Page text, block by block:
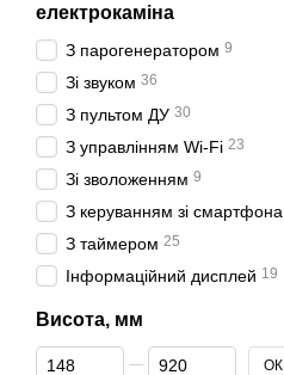
електрокаміна
З парогенератором 9
Зі звуком 36
З пультом ДУ 30
З управлінням Wi-Fi 23
Зі зволоженням 9
З керуванням зі смартфона
З таймером 25
Інформаційний дисплей 19
Висота, мм
Від Висота, мм
До Висота, мм ОК